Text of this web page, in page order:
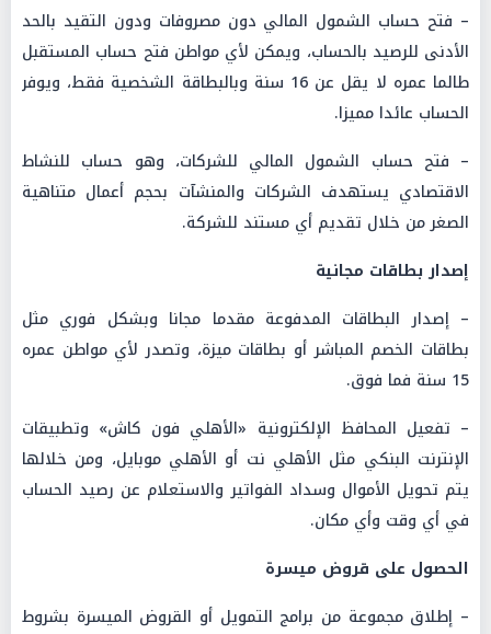
– فتح حساب الشمول المالي دون مصروفات ودون التقيد بالحد
الأدنى للرصيد بالحساب، ويمكن لأي مواطن فتح حساب المستقبل
طالما عمره لا يقل عن 16 سنة وبالبطاقة الشخصية فقط، ويوفر
الحساب عائدا مميزا.
– فتح حساب الشمول المالي للشركات، وهو حساب للنشاط
الاقتصادي يستهدف الشركات والمنشآت بحجم أعمال متناهية
الصغر من خلال تقديم أي مستند للشركة.
إصدار بطاقات مجانية
– إصدار البطاقات المدفوعة مقدما مجانا وبشكل فوري مثل
بطاقات الخصم المباشر أو بطاقات ميزة، وتصدر لأي مواطن عمره
15 سنة فما فوق.
– تفعيل المحافظ الإلكترونية «الأهلي فون كاش» وتطبيقات
الإنترنت البنكي مثل الأهلي نت أو الأهلي موبايل، ومن خلالها
يتم تحويل الأموال وسداد الفواتير والاستعلام عن رصيد الحساب
في أي وقت وأي مكان.
الحصول على قروض ميسرة
– إطلاق مجموعة من برامج التمويل أو القروض الميسرة بشروط